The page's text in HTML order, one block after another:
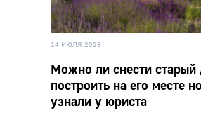
14 ИЮЛЯ 2026
Можно ли снести
построить на его месте
узнали у юриста